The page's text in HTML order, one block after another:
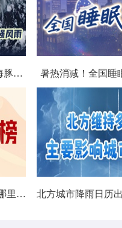
台风数字画像：马拉松台风“白海豚”将影响十余省份 暑热消减！全国睡
数据看今年7月哪里热到破纪录 哪里暑热连轴转